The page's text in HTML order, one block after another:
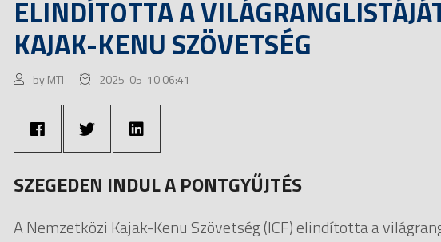
ELINDÍTOTTA A
KAJAK-KENU SZÖVETSÉG
by MTI 2025-05-10 06:41
SZEGEDEN INDUL A PONTGYŰJTÉS
A Nemzetközi Kajak-Kenu Szövetség (ICF) elindította a